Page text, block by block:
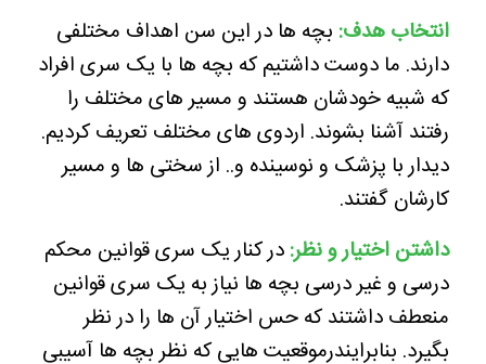
انتخاب هدف: بچه ها در این سن اهداف مختلفی
دارند. ما دوست داشتیم که بچه ها با یک سری افراد
که شبیه خودشان هستند و مسیر های مختلف را
رفتند آشنا بشوند. اردوی های مختلف تعریف کردیم.
دیدار با پزشک و نوسینده و.. از سختی ها و مسیر
کارشان گفتند.
داشتن اختیار و نظر:در کنار یک سری قوانین محکم
درسی و غیر درسی بچه ها نیاز به یک سری قوانین
منعطف داشتند که حس اختیار آن ها را در نظر
بگیرد. بنابرایندرموقعیت هایی که نظر بچه ها آسیبی